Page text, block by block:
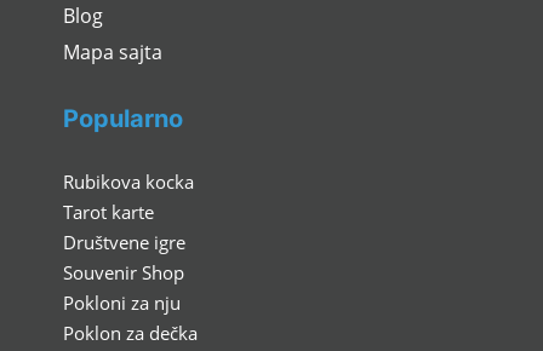
Blog
Mapa sajta
Popularno
Rubikova kocka
Tarot karte
Društvene igre
Souvenir Shop
Pokloni za nju
Poklon za dečka